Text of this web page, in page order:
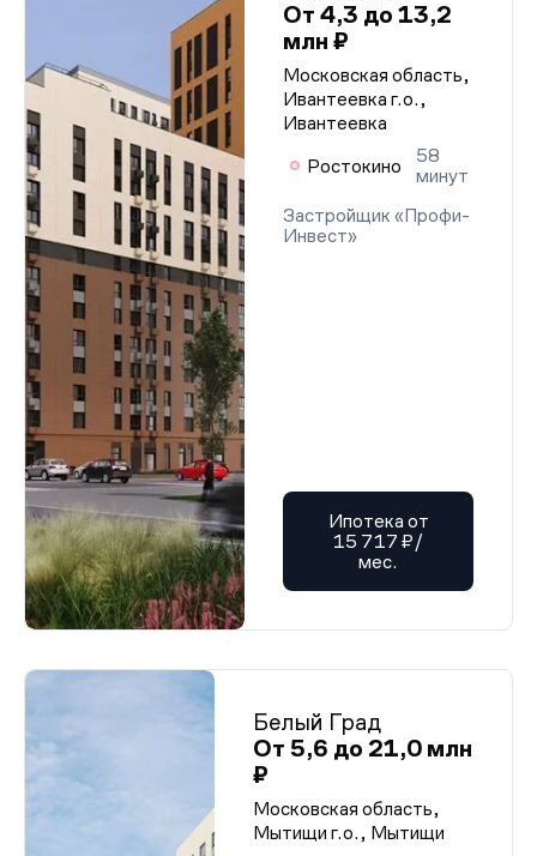
От 4,3 до 13,2
млн ₽
Московская область,
Ивантеевка г.о.,
Ивантеевка
Ростокино
58
минут
Застройщик «Профи-
Инвест»
Ипотека от
15 717 ₽/
мес.
Белый Град
От 5,6 до 21,0 млн
₽
Московская область,
Мытищи г.о., Мытищи